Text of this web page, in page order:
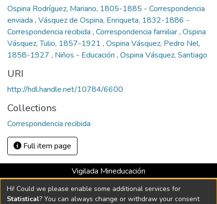
Ospina Rodríguez, Mariano, 1805-1885 - Correspondencia
enviada , Vásquez de Ospina, Enriqueta, 1832-1886 -
Correspondencia recibida , Correspondencia familiar, Ospina
Vásquez, Tulio, 1857-1921 , Ospina Vásquez, Pedro Nel,
1858-1927 , Niños - Educación , Ospina Vásquez, Santiago
URI
http://hdl.handle.net/10784/6600
Collections
Correspondencia recibida
Full item page
Vigilada Mineducación
Universidad con Acreditación Institucional hasta 2026 -
Resolución MEN 2158 de 2018
Hi! Could we please enable some additional services for
Statistical? You can always change or withdraw your consent